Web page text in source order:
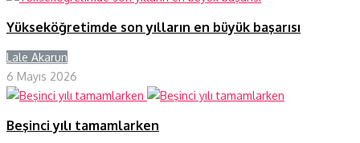
Yükseköğretimde son yılların en büyük başarısı
Lale Akarun
6 Mayıs 2026
Beşinci yılı tamamlarken